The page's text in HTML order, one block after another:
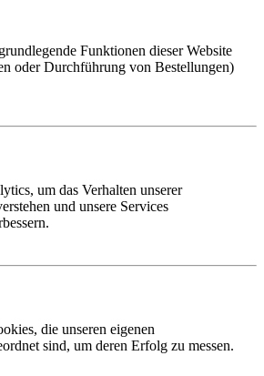
Funktionen dieser Website
oder Durchführung von Bestellungen)
um das Verhalten unserer
und unsere Services
die unseren eigenen
sind, um deren Erfolg zu messen.